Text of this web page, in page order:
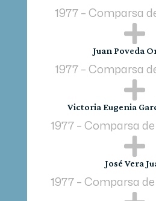
1977 – Comparsa

Juan Poveda
1977 – Comparsa

Victoria Eugenia
1977 – Comparsa

José Vera
1977 – Comparsa